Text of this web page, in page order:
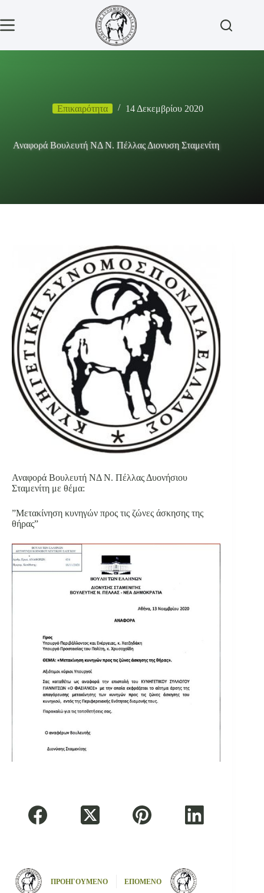
περιεχόμενο
Επικαιρότητα 14 Δεκεμβρίου 2020
Αναφορά Βουλευτή ΝΔ Ν. Πέλλας Διονυση Σταμενίτη
Αναφορά Βουλευτή ΝΔ Ν. Πέλλας Δυονήσιου
Σταμενίτη με θέμα:
”Μετακίνηση κυνηγών προς τις ζώνες άσκησης της
θήρας”
ΠΡΟΗΓΟΥΜΕΝΟ ΕΠΟΜΕΝΟ